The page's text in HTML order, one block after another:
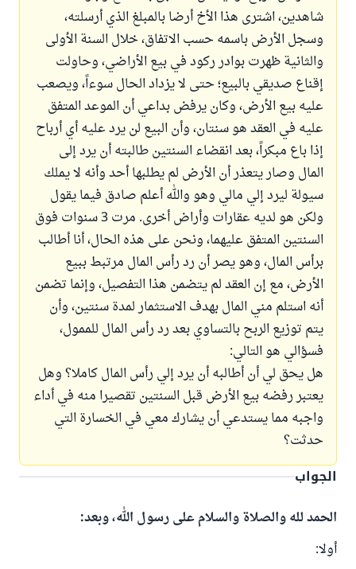
شاهدين، اشترى هذا الأخ أرضا بالمبلغ الذي أرسلته،
وسجل الأرض باسمه حسب الاتفاق، خلال السنة الأولى
والثانية ظهرت بوادر ركود في بيع الأراضي، وحاولت
إقناع صديقي بالبيع؛ حتى لا يزداد الحال سوءاً، ويصعب
عليه بيع الأرض، وكان يرفض بداعي أن الموعد المتفق
عليه في العقد هو سنتان، وأن البيع لن يرد عليه أي أرباح
إذا باع مبكراً، بعد انقضاء السنتين طالبته أن يرد إلى
المال وصار يتعذر أن الأرض لم يطلبها أحد وأنه لا يملك
سيولة ليرد إلي مالي وهو والله أعلم صادق فيما يقول
ولكن هو لديه عقارات وأراض أخرى. مرت 3 سنوات فوق
السنتين المتفق عليهما، ونحن على هذه الحال، أنا أطالب
برأس المال، وهو يصر أن رد رأس المال مرتبط ببيع
الأرض، مع إن العقد لم يتضمن هذا التفصيل، وإنما تضمن
أنه استلم مني المال بهدف الاستثمار لمدة سنتين، وأن
يتم توزيع الربح بالتساوي بعد رد رأس المال للممول،
فسؤالي هو التالي:
هل يحق لي أن أطالبه أن يرد إلي رأس المال كاملا؟ وهل
يعتبر رفضه بيع الأرض قبل السنتين تقصيرا منه في أداء
واجبه مما يستدعي أن يشارك معي في الخسارة التي
حدثت؟
الجواب
الحمد لله والصلاة والسلام على رسول الله، وبعد:
أولا: